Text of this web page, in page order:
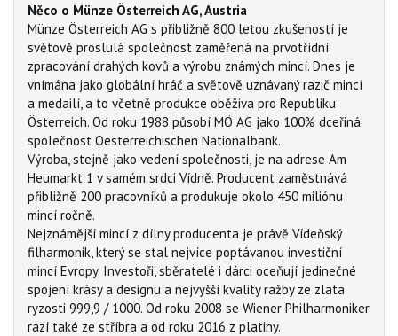
Něco o Münze Österreich AG, Austria
Münze Österreich AG s přibližně 800 letou zkušeností je
světově proslulá společnost zaměřená na prvotřídní
zpracování drahých kovů a výrobu známých mincí. Dnes je
vnímána jako globální hráč a světově uznávaný razič mincí
a medailí, a to včetně produkce oběživa pro Republiku
Österreich. Od roku 1988 působí MÖ AG jako 100% dceřiná
společnost Oesterreichischen Nationalbank.
Výroba, stejně jako vedení společnosti, je na adrese Am
Heumarkt 1 v samém srdci Vídně. Producent zaměstnává
přibližně 200 pracovníků a produkuje okolo 450 miliónu
mincí ročně.
Nejznámější mincí z dílny producenta je právě Vídeňský
filharmonik, který se stal nejvíce poptávanou investiční
mincí Evropy. Investoři, sběratelé i dárci oceňují jedinečné
spojení krásy a designu a nejvyšší kvality ražby ze zlata
ryzosti 999,9 / 1000. Od roku 2008 se Wiener Philharmoniker
razí také ze stříbra a od roku 2016 z platiny.